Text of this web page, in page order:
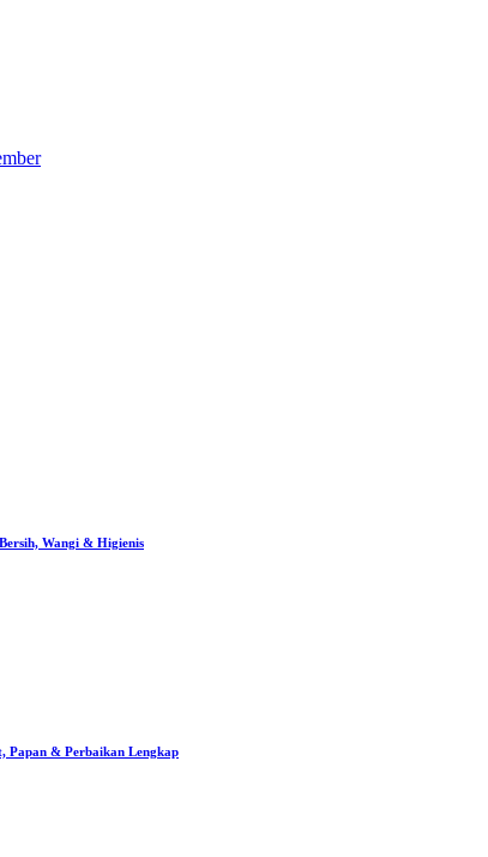
Wangi & Higienis
Papan & Perbaikan Lengkap